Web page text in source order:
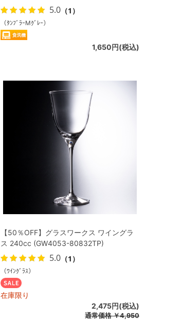
5.0 （1）
（ﾀﾝﾌﾞﾗｰMｸﾞﾚｰ）
1,650円(税込)
【50％OFF】グラスワークス ワイングラ
ス 240cc (GW4053-80832TP)
5.0 （1）
（ﾜｲﾝｸﾞﾗｽ）
在庫限り
2,475円(税込)
通常価格￥4,950